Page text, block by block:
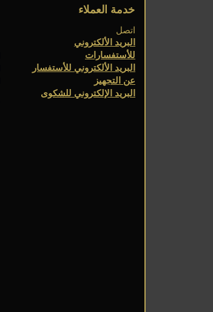
خدمة العملاء
اتصل
البريد الألكتروني
للأستفسارات
البريد الألكتروني للأستفسار
عن التجهيز
البريد الإلكتروني للشكوى